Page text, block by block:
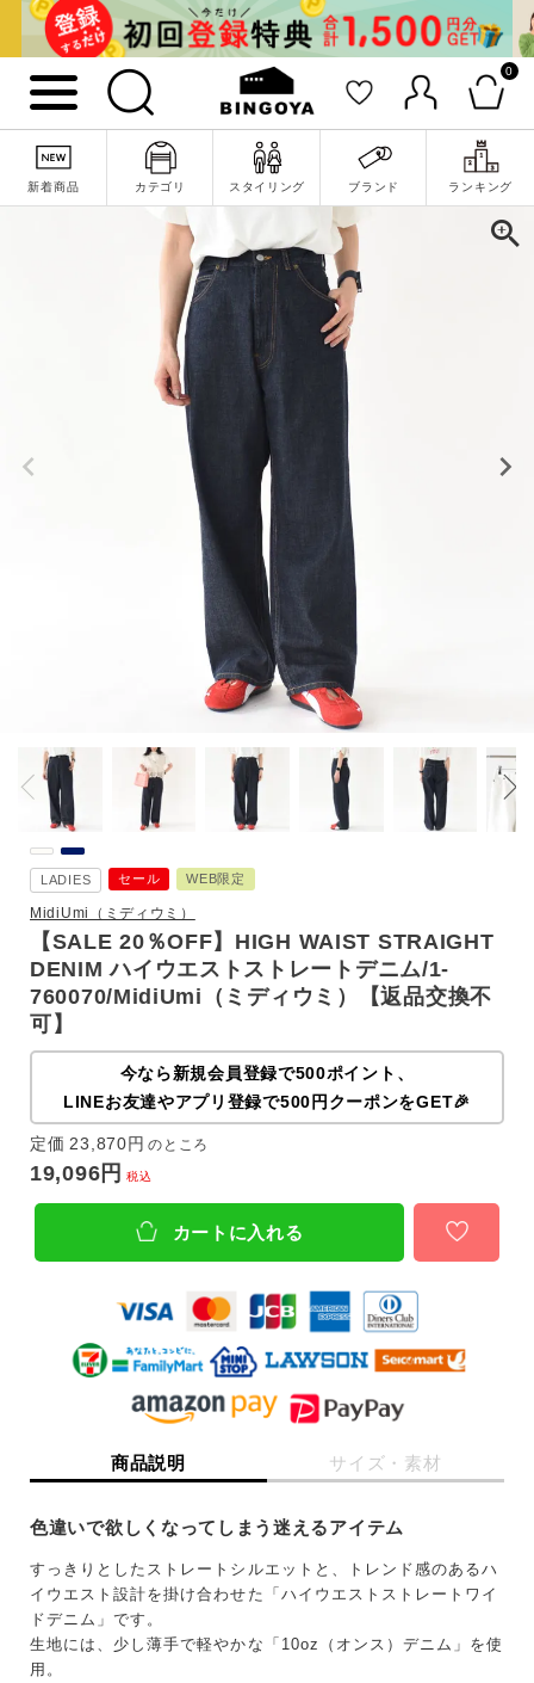
0
新着商品 カテゴリ スタイリング ブランド ランキング
LADIES セール WEB限定
MidiUmi（ミディウミ）
【SALE 20％OFF】HIGH WAIST STRAIGHT
DENIM ハイウエストストレートデニム/1-
760070/MidiUmi（ミディウミ）【返品交換不
可】
今なら新規会員登録で500ポイント、
LINEお友達やアプリ登録で500円クーポンをGET🎉
定価 23,870 のところ
19,096 税込
カートに入れる
商品説明 サイズ・素材
色違いで欲しくなってしまう迷えるアイテム
すっきりとしたストレートシルエットと、トレンド感のあるハ
イウエスト設計を掛け合わせた「ハイウエストストレートワイ
ドデニム」です。
生地には、少し薄手で軽やかな「10oz（オンス）デニム」を使
用。